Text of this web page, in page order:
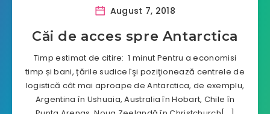
August 7, 2018
Căi de acces spre Antarctica
Timp estimat de citire: 1 minut Pentru a economisi
timp și bani, țările sudice îşi poziţionează centrele de
logistică cât mai aproape de Antarctica, de exemplu,
Argentina în Ushuaia, Australia în Hobart, Chile în